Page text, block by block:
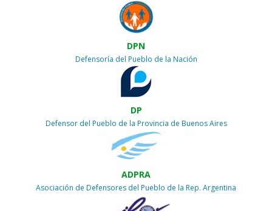
DPN
Defensoría del Pueblo de la Nación
DP
Defensor del Pueblo de la Provincia de Buenos Aires
ADPRA
Asociación de Defensores del Pueblo de la Rep. Argentina